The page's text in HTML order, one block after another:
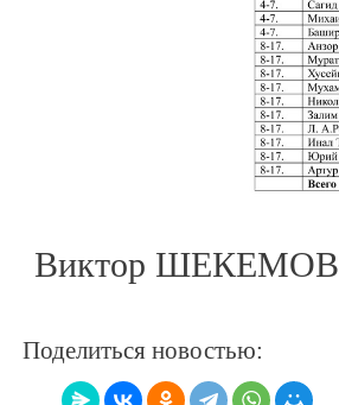
Виктор ШЕКЕМОВ
Поделиться новостью: